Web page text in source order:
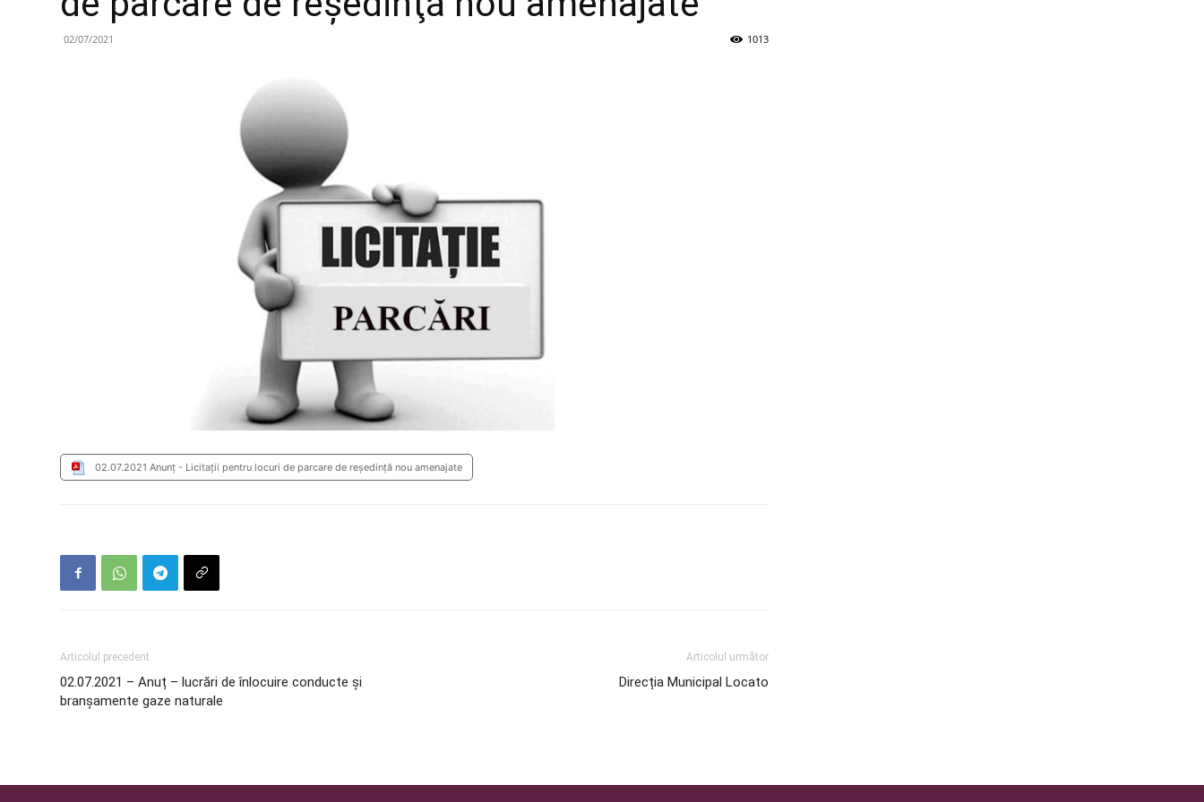
02/07/2021 1013
02.07.2021 Anunț - Licitații pentru locuri de parcare de reşedinţă nou amenajate
Articolul precedent
02.07.2021 – Anuț – lucrări de înlocuire conducte și
branșamente gaze naturale
Articolul următor
Direcția Municipal Locato